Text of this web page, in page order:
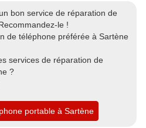
bon service de réparation de
le !
de téléphone préférée à Sartène
services de réparation de
?
portable à Sartène